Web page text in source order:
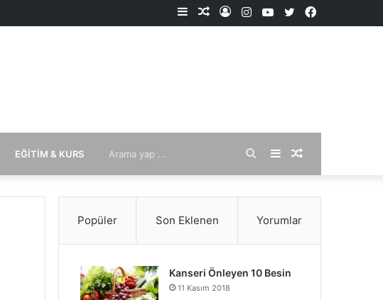
Facebook
X
YouTube
Instagram
Kayıt
Rastgele
Kenar
EĞITIM & KURS Rastgele
Makale
Kenar
Bölmesi
Arama
yap
Popüler Son Eklenen Yorumlar
Kanseri Önleyen 10 Besin
11 Kasım 2018